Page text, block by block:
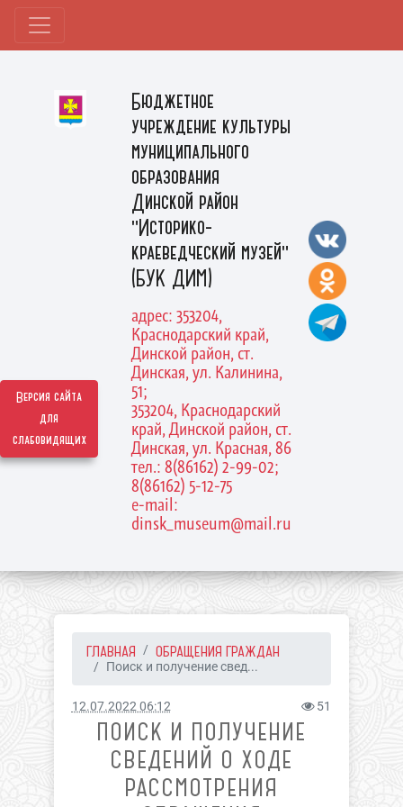
Версия сайта
для
слабовидящих
Бюджетное
учреждение культуры
муниципального
образования
Динской район
"Историко-
краеведческий музей"
(БУК ДИМ)
адрес: 353204,
Краснодарский край,
Динской район, ст.
Динская, ул. Калинина,
51;
353204, Краснодарский
край, Динской район, ст.
Динская, ул. Красная, 86
тел.: 8(86162) 2-99-02;
8(86162) 5-12-75
e-mail:
dinsk_museum@mail.ru
ГЛАВНАЯ ОБРАЩЕНИЯ ГРАЖДАН
Поиск и получение свед...
12.07.2022 06:12 51
ПОИСК И ПОЛУЧЕНИЕ
СВЕДЕНИЙ О ХОДЕ
РАССМОТРЕНИЯ